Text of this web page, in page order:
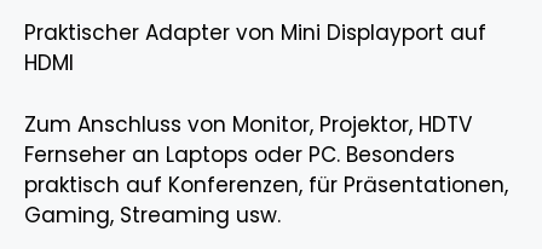
Praktischer Adapter von Mini Displayport auf
HDMI
Zum Anschluss von Monitor, Projektor, HDTV
Fernseher an Laptops oder PC. Besonders
praktisch auf Konferenzen, für Präsentationen,
Gaming, Streaming usw.